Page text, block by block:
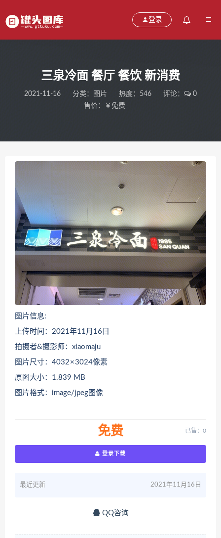
登录
三泉冷面 餐厅 餐饮 新消费
2021-11-16 分类： 图片 热度：546 评论：
0
售价：￥免费
图片信息:
上传时间：2021年11月16日
拍摄者&摄影师：xiaomaju
图片尺寸：4032 × 3024像素
原图大小：1.839 MB
图片格式：image/jpeg图像
免费 已售：0
登录下载
最近更新 2021年11月16日
QQ咨询